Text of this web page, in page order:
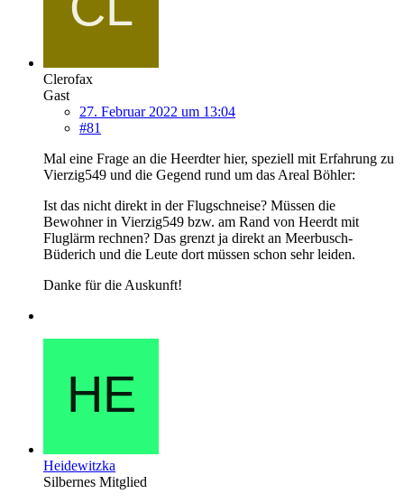
Clerofax
Gast
27. Februar 2022 um 13:04
#81
Mal eine Frage an die Heerdter hier, speziell mit Erfahrung zu
Vierzig549 und die Gegend rund um das Areal Böhler:
Ist das nicht direkt in der Flugschneise? Müssen die
Bewohner in Vierzig549 bzw. am Rand von Heerdt mit
Fluglärm rechnen? Das grenzt ja direkt an Meerbusch-
Büderich und die Leute dort müssen schon sehr leiden.
Danke für die Auskunft!
Heidewitzka
Silbernes Mitglied